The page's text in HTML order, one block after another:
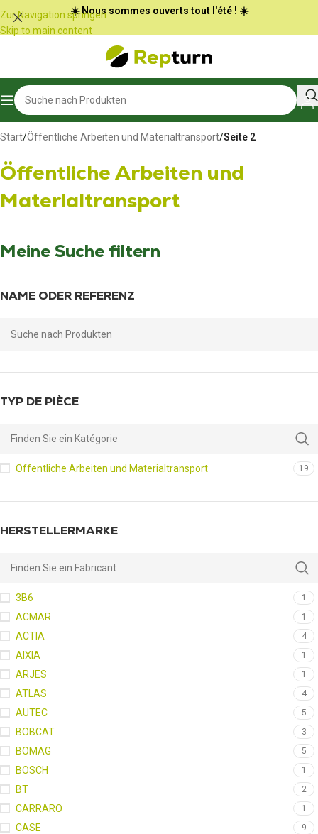
Cookie-Einstellungen
Zur Navigation springen
Skip to main content
☀️ Nous sommes ouverts tout l'été ! ☀️
Start/Öffentliche Arbeiten und Materialtransport/Seite 2
Öffentliche Arbeiten und
Materialtransport
Meine Suche filtern
NAME ODER REFERENZ
TYP DE PIÈCE
Öffentliche Arbeiten und Materialtransport 19
HERSTELLERMARKE
3B6 1
ACMAR 1
ACTIA 4
AIXIA 1
ARJES 1
ATLAS 4
AUTEC 5
BOBCAT 3
BOMAG 5
BOSCH 1
BT 2
CARRARO 1
CASE 9